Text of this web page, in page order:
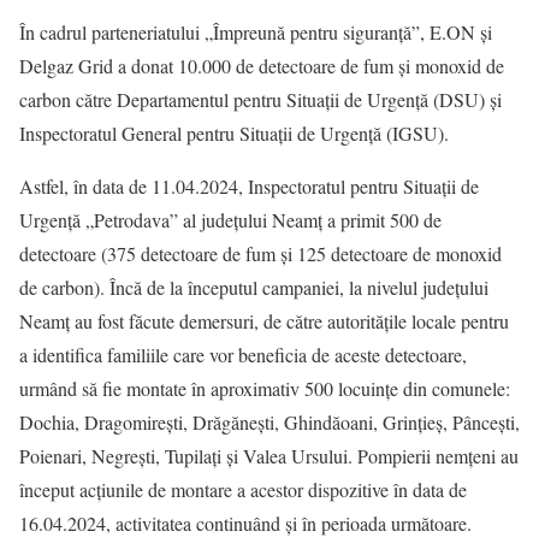
În cadrul parteneriatului „Împreună pentru siguranță”, E.ON și
Delgaz Grid a donat 10.000 de detectoare de fum și monoxid de
carbon către Departamentul pentru Situații de Urgență (DSU) și
Inspectoratul General pentru Situații de Urgență (IGSU).
Astfel, în data de 11.04.2024, Inspectoratul pentru Situaţii de
Urgenţă „Petrodava” al judeţului Neamţ a primit 500 de
detectoare (375 detectoare de fum și 125 detectoare de monoxid
de carbon). Încă de la începutul campaniei, la nivelul județului
Neamț au fost făcute demersuri, de către autoritățile locale pentru
a identifica familiile care vor beneficia de aceste detectoare,
urmând să fie montate în aproximativ 500 locuințe din comunele:
Dochia, Dragomirești, Drăgănești, Ghindăoani, Grințieș, Pâncești,
Poienari, Negrești, Tupilați și Valea Ursului. Pompierii nemțeni au
început acțiunile de montare a acestor dispozitive în data de
16.04.2024, activitatea continuând și în perioada următoare.